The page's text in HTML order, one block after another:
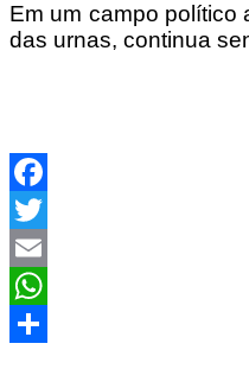
Em um campo político
das urnas, continua
Facebook
Twitter
Email
WhatsApp